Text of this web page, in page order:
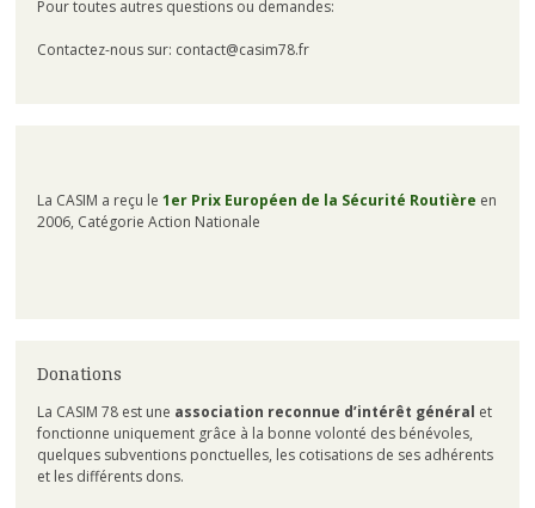
Pour toutes autres questions ou demandes:
Contactez-nous sur: contact@casim78.fr
La CASIM a reçu le 1er Prix Européen de la Sécurité Routière en
2006, Catégorie Action Nationale
Donations
La CASIM 78 est une association reconnue d’intérêt général et
fonctionne uniquement grâce à la bonne volonté des bénévoles,
quelques subventions ponctuelles, les cotisations de ses adhérents
et les différents dons.